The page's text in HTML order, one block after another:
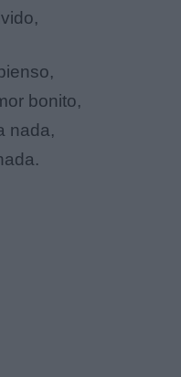
bonito,
nada,